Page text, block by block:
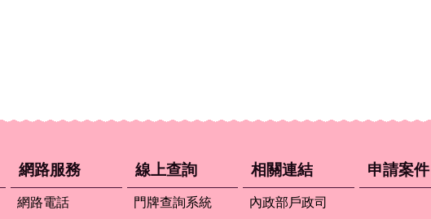
網路服務
網路電話
線上查詢
門牌查詢系統
相關連結
內政部戶政司
申請案件